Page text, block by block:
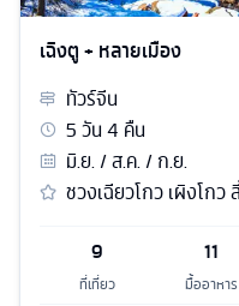
เฉิงตู + หลายเมือง
ทัวร์จีน
5วัน4 คืน
มิ.ย. / ส.ค. / ก.ย.
ชวงเฉียวโกว เผิงโก
9
ที่เที่ยว
11
มื้ออาหาร